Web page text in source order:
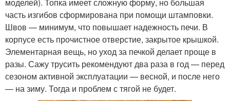
моделей). Топка имеет сложную форму, но большая
часть изгибов сформирована при помощи штамповки.
Швов — минимум, что повышает надежность печи. В
корпусе есть прочистное отверстие, закрытое крышкой.
Элементарная вещь, но уход за печкой делает проще в
разы. Сажу трусить рекомендуют два раза в год — перед
сезоном активной эксплуатации — весной, и после него
— на зиму. Тогда и проблем с тягой не будет.